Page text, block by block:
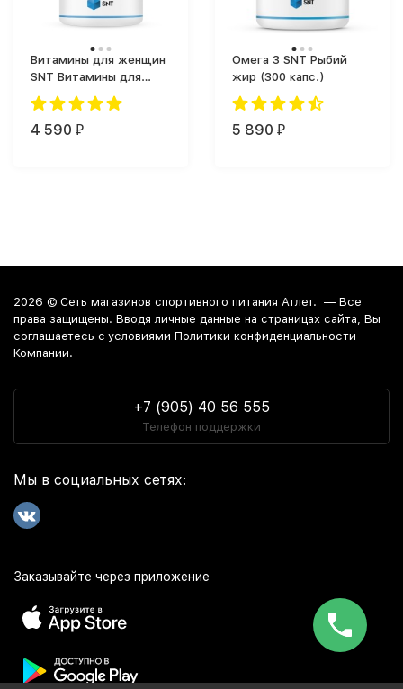
Витамины для женщин
SNT Витамины для
женщин SNT Lady's
Multi (180 softgels)
(180 softgels)
4 590 ₽
Омега 3 SNT Рыбий
жир (300 капс.)
5 890 ₽
2026 © Сеть магазинов спортивного питания Атлет. — Все
права защищены. Вводя личные данные на страницах сайта, Вы
соглашаетесь c условиями Политики конфиденциальности
Компании.
+7 (905) 40 56 555
Телефон поддержки
Мы в социальных сетях:
Заказывайте через приложение